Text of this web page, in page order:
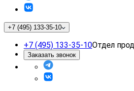
+7 (495) 133-35-10
+7 (495) 133-35-10Отдел
Заказать звонок